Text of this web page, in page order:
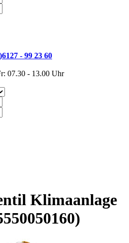
- 99 23 60
07.30 - 13.00 Uhr
Klimaanlage